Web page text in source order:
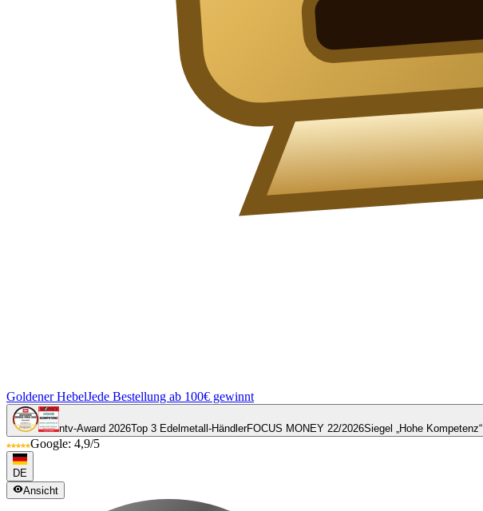
Goldener HebelJede Bestellung ab 100€ gewinnt
ntv-Award 2026Top 3 Edelmetall-HändlerFOCUS MONEY 22/2026Siegel „Hohe Kompetenz“
Google: 4,9/5
DE
Ansicht